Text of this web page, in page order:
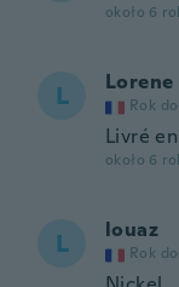
około 6
L Lorene
Rok
Livré
około 6
L louaz
Rok